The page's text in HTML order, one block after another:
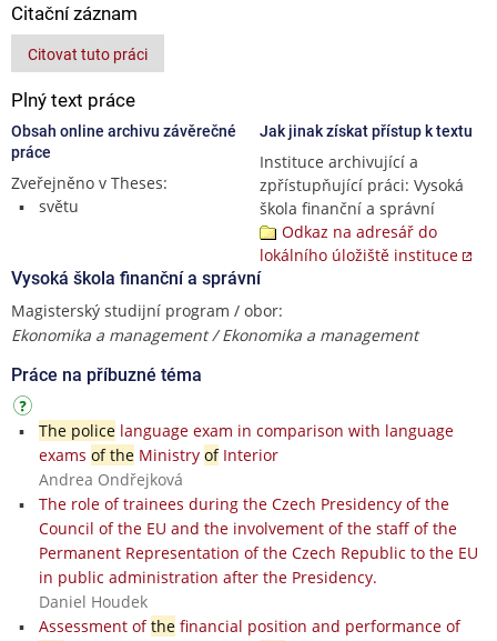
Citační záznam
Citovat tuto práci
Plný text práce
Obsah online archivu závěrečné
práce
Zveřejněno v Theses:
světu
Jak jinak získat přístup k textu
Instituce archivující a
zpřístupňující práci: Vysoká
škola finanční a správní
Odkaz na adresář do
lokálního úložiště instituce
Vysoká škola finanční a správní
Magisterský studijní program / obor:
Ekonomika a management / Ekonomika a management
Práce na příbuzné téma
The policelanguage exam in comparison with language
exams of theMinistry ofInterior
Andrea Ondřejková
The role of trainees during the Czech Presidency of the
Council of the EU and the involvement of the staff of the
Permanent Representation of the Czech Republic to the EU
in public administration after the Presidency.
Daniel Houdek
Assessment ofthefinancial position and performance of